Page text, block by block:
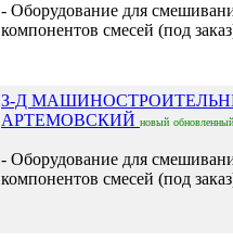
- Оборудование для
компонентов смесей (под
З-Д
АРТЕМОВСКИЙ новый обновленный
- Оборудование для
компонентов смесей (под